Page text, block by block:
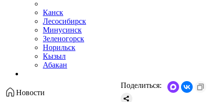
Канск
Лесосибирск
Минусинск
Зеленогорск
Норильск
Кызыл
Абакан
Новости
Поделиться: